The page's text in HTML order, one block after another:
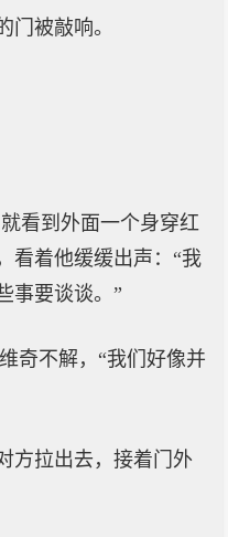
门被敲响。
看到外面一个身穿红
看着他缓缓出声：“我
事要谈谈。”
奇不解，“我们好像并
方拉出去，接着门外